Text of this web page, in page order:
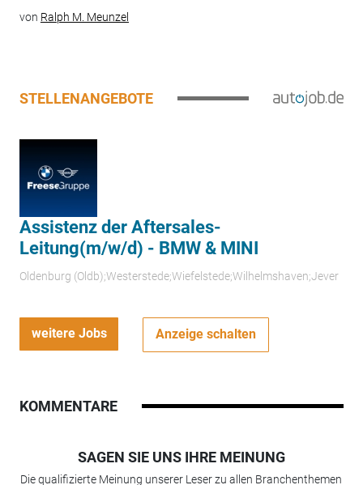
von Ralph M. Meunzel
STELLENANGEBOTE
Assistenz der Aftersales-
Leitung(m/w/d) - BMW & MINI
Oldenburg (Oldb);Westerstede;Wiefelstede;Wilhelmshaven;Jever
weitere Jobs Anzeige schalten
KOMMENTARE
SAGEN SIE UNS IHRE MEINUNG
Die qualifizierte Meinung unserer Leser zu allen Branchenthemen